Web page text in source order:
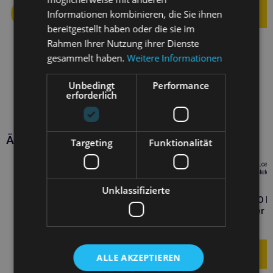
Ähnliche Produkte
ROYAL CANIN Urinary S/O
12x85g Katzennassfutter
16,10€
Informationen kombinieren, die Sie ihnen
bereitgestellt haben oder die sie im
Rahmen Ihrer Nutzung ihrer Dienste
gesammelt haben.Weitere Informationen
Unbedingt
erforderlich
Performance
Targeting Funktionalität
Unklassifizierte
ALLE AKZEPTIEREN